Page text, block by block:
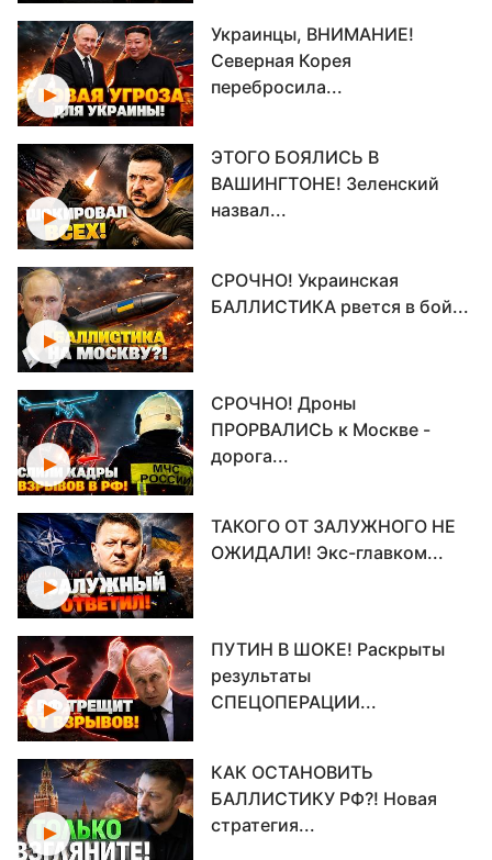
Украинцы, ВНИМАНИЕ!
Северная Корея
перебросила...
ЭТОГО БОЯЛИСЬ В
ВАШИНГТОНЕ! Зеленский
назвал...
СРОЧНО! Украинская
БАЛЛИСТИКА рвется в бой...
СРОЧНО! Дроны
ПРОРВАЛИСЬ к Москве -
дорога...
ТАКОГО ОТ ЗАЛУЖНОГО НЕ
ОЖИДАЛИ! Экс-главком...
ПУТИН В ШОКЕ! Раскрыты
результаты
СПЕЦОПЕРАЦИИ...
КАК ОСТАНОВИТЬ
БАЛЛИСТИКУ РФ?! Новая
стратегия...